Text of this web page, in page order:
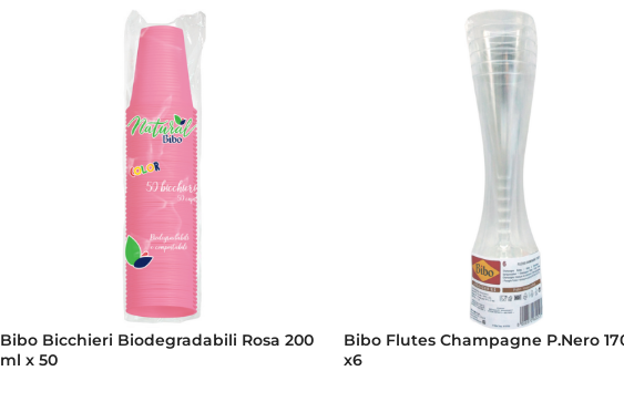
Bibo Bicchieri Biodegradabili Rosa 200
ml x 50
Bibo Flutes Champagne P.Nero
x6